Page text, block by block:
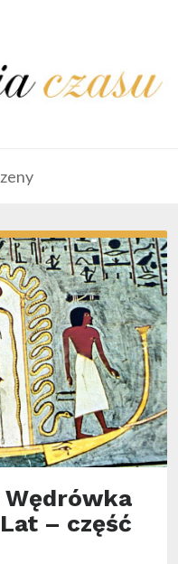
Wędrówka
– część